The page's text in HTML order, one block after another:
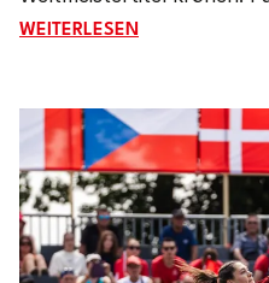
Sieg im Finale historisch.
WEITERLESENDIE U18-WM &